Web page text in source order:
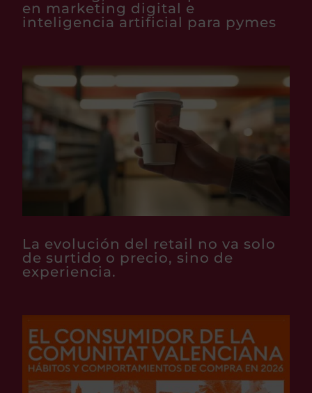
en marketing digital e
inteligencia artificial para pymes
La evolución del retail no va solo
de surtido o precio, sino de
experiencia.